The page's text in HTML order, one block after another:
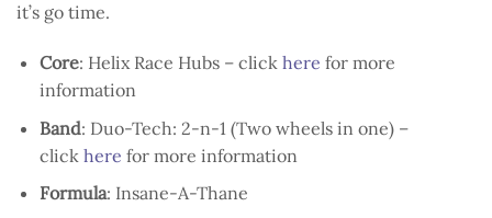
it’s go time.
Core: Helix Race Hubs – click here for more
information
Band: Duo-Tech: 2-n-1 (Two wheels in one) –
click here for more information
Formula: Insane-A-Thane